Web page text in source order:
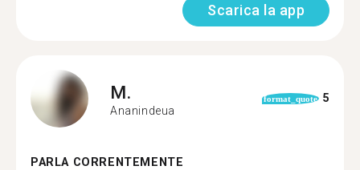
Scarica la app
M.
Ananindeua
format_quote 5
PARLA CORRENTEMENTE